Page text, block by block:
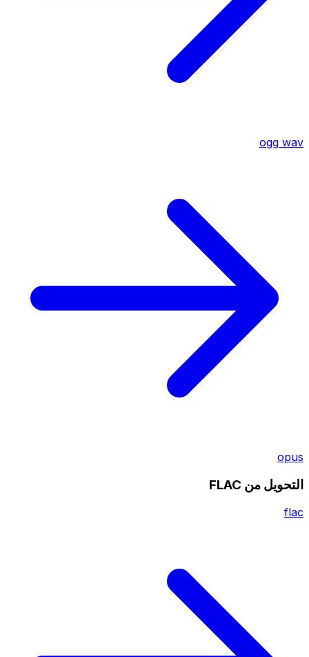
ogg wav
opus
التحويل من FLAC
flac